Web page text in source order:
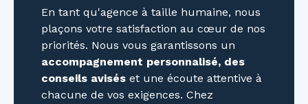
En tant qu'agence à taille humaine, nous
plaçons votre satisfaction au cœur de nos
priorités. Nous vous garantissons un
accompagnement personnalisé, des
conseils avisés et une écoute attentive à
chacune de vos exigences. Chez